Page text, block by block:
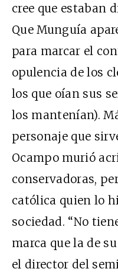
cree que estaban
Que Munguía
para marcar el
opulencia de los
los que oían sus
los mantenían).
personaje que
Ocampo murió
conservadoras,
católica quien lo
sociedad. “No
marca que la de
el director del